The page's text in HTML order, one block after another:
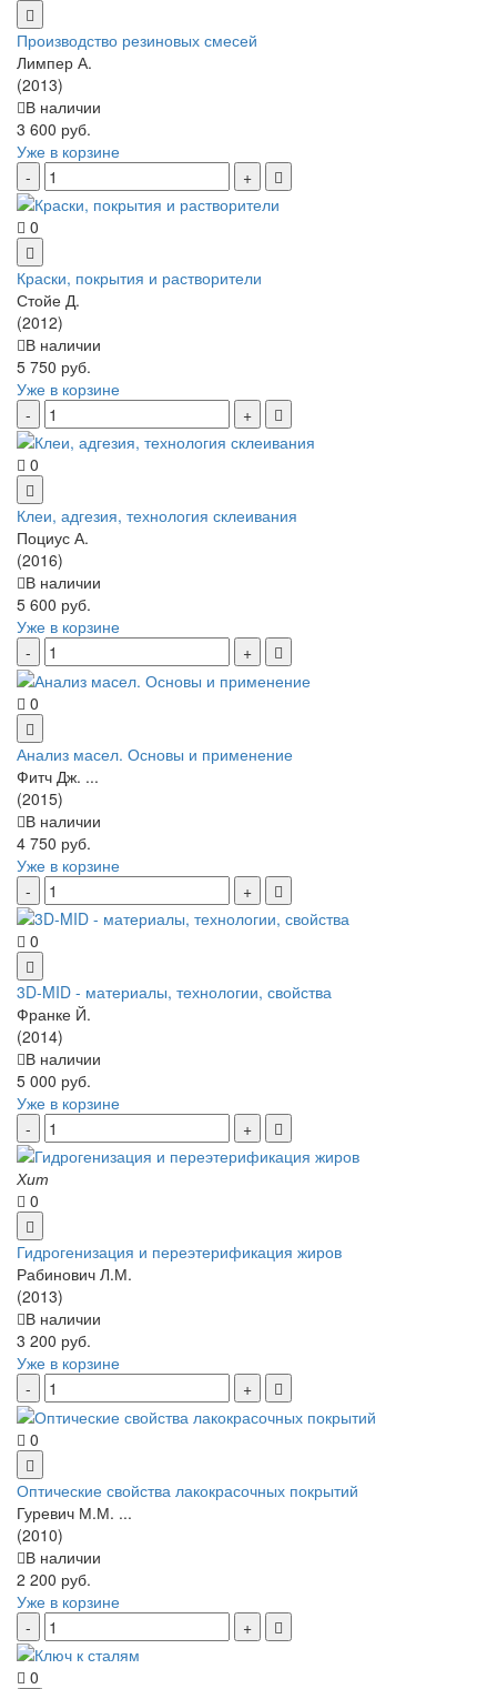
Производство резиновых смесей
Лимпер А.
(2013)
В наличии
3 600 руб.
Уже в корзине
0
Краски, покрытия и растворители
Стойе Д.
(2012)
В наличии
5 750 руб.
Уже в корзине
0
Клеи, адгезия, технология склеивания
Поциус А.
(2016)
В наличии
5 600 руб.
Уже в корзине
0
Анализ масел. Основы и применение
Фитч Дж. ...
(2015)
В наличии
4 750 руб.
Уже в корзине
0
3D-MID - материалы, технологии, свойства
Франке Й.
(2014)
В наличии
5 000 руб.
Уже в корзине
Хит
0
Гидрогенизация и переэтерификация жиров
Рабинович Л.М.
(2013)
В наличии
3 200 руб.
Уже в корзине
0
Оптические свойства лакокрасочных покрытий
Гуревич М.М. ...
(2010)
В наличии
2 200 руб.
Уже в корзине
0